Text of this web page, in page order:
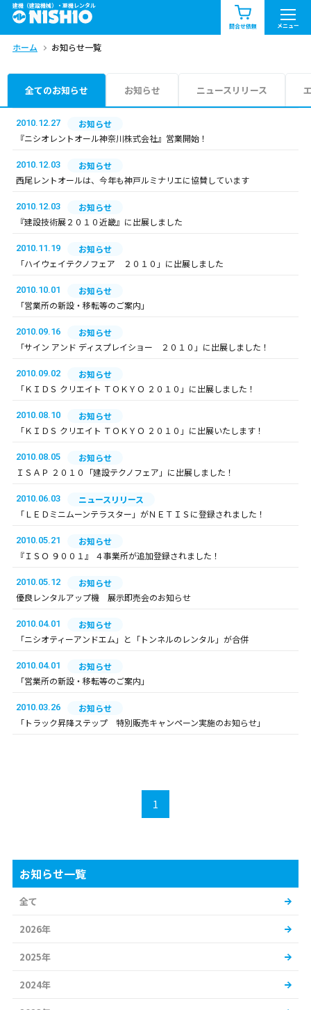
建機（建設機械）・重機レンタル
問合せ依頼 メニュー
商品一覧 お知らせ一覧
問合せ依頼リスト
エリア情報を見る
ホーム お知らせ一覧
全てのお知らせ お知らせ ニュースリリース
2010.12.27
お知らせ
『ニシオレントオール神奈川株式会社』営業開始！
2010.12.03
お知らせ
西尾レントオールは、今年も神戸ルミナリエに協賛しています
2010.12.03
お知らせ
『建設技術展２０１０近畿』に出展しました
2010.11.19
お知らせ
「ハイウェイテクノフェア ２０１０」に出展しました
2010.10.01
お知らせ
「営業所の新設・移転等のご案内」
2010.09.16
お知らせ
「サイン アンド ディスプレイショー ２０１０」に出展しました！
2010.09.02
お知らせ
「ＫＩＤＳ クリエイト ＴＯＫＹＯ ２０１０」に出展しました！
2010.08.10
お知らせ
「ＫＩＤＳ クリエイト ＴＯＫＹＯ ２０１０」に出展いたします！
2010.08.05
お知らせ
ＩＳＡＰ ２０１０「建設テクノフェア」に出展しました！
2010.06.03
ニュースリリース
「ＬＥＤミニムーンテラスター」がＮＥＴＩＳに登録されました！
2010.05.21
お知らせ
『ＩＳＯ ９００１』 ４事業所が追加登録されました！
2010.05.12
お知らせ
優良レンタルアップ機 展示即売会のお知らせ
2010.04.01
お知らせ
「ニシオティーアンドエム」と「トンネルのレンタル」が合併
2010.04.01
お知らせ
「営業所の新設・移転等のご案内」
2010.03.26
お知らせ
「トラック昇降ステップ 特別販売キャンペーン実施のお知らせ」
1
お知らせ一覧
全て
2026年
2025年
2024年